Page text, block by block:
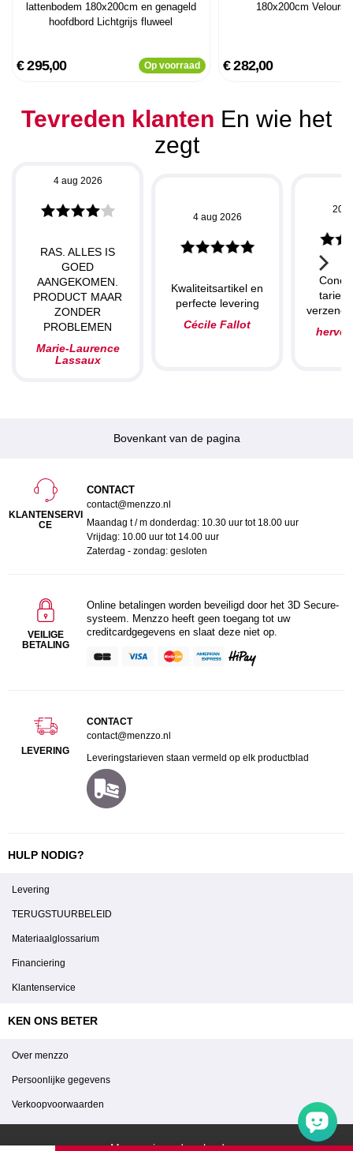
lattenbodem 180x200cm en genageld
hoofdbord Lichtgrijs fluweel
€ 295,00 Op voorraad
180x200cm Velours
€ 282,00
Tevreden klanten En wie het
zegt
4 aug 2026
RAS. ALLES IS
GOED
AANGEKOMEN.
PRODUCT MAAR
ZONDER
PROBLEMEN
Marie-Laurence
Lassaux
4 aug 2026
Kwaliteitsartikel en
perfecte levering
Cécile Fallot
20
herve
Bovenkant van de pagina
KLANTENSERVI
CE
CONTACT
contact@menzzo.nl
Maandag t / m donderdag: 10.30 uur tot 18.00 uur
Vrijdag: 10.00 uur tot 14.00 uur
Zaterdag - zondag: gesloten
VEILIGE
BETALING
Online betalingen worden beveiligd door het 3D Secure-
systeem. Menzzo heeft geen toegang tot uw
creditcardgegevens en slaat deze niet op.
LEVERING
CONTACT
contact@menzzo.nl
Leveringstarieven staan vermeld op elk productblad
HULP NODIG?
Levering
TERUGSTUURBELEID
Materiaalglossarium
Financiering
Klantenservice
KEN ONS BETER
Over menzzo
Persoonlijke gegevens
Verkoopvoorwaarden
Menzzo in andere landen :